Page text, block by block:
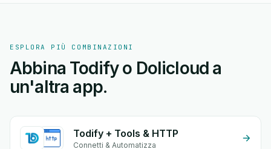
ESPLORA PIÙ COMBINAZIONI
Abbina Todify o Dolicloud a
un'altra app.
Todify + Tools & HTTP
Connetti & Automatizza